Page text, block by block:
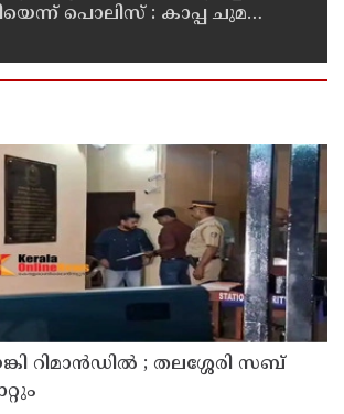
പൊലിസ് : കാപ്പ ചുമത്തി
റിമാന്‍ഡില്‍ ; തലശ്ശേരി സബ്